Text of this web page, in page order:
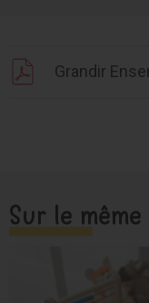
Grandir
Sur le